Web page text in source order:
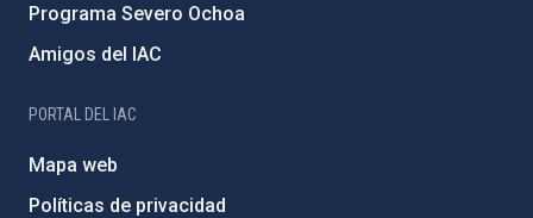
Programa Severo Ochoa
Amigos del IAC
PORTAL DEL IAC
Mapa web
Políticas de privacidad